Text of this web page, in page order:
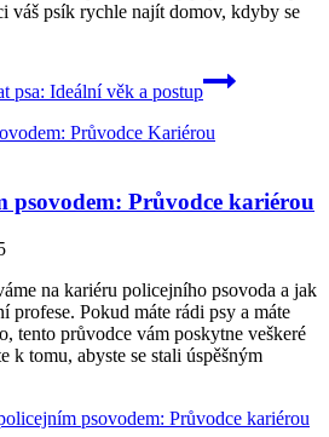
váš psík rychle najít domov, kdyby se
psa: Ideální věk a postup
psovodem: Průvodce kariérou
na kariéru policejního psovoda a jak
profese. Pokud máte rádi psy a máte
tento průvodce vám poskytne veškeré
k tomu, abyste se stali úspěšným
psovodem: Průvodce kariérou